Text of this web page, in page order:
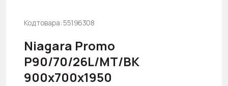
Код товара: 55196308
Niagara Promo
P90/70/26L/MT/BK
900х700х1950